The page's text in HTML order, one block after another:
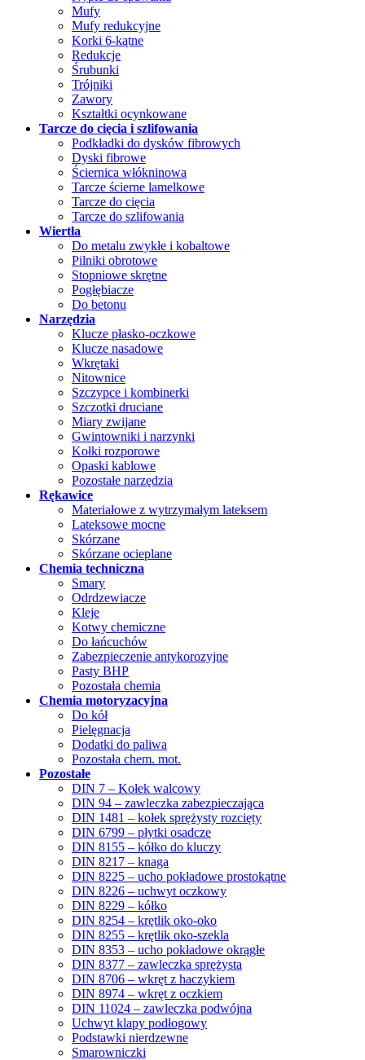
Mufy
Mufy redukcyjne
Korki 6-kątne
Redukcje
Śrubunki
Trójniki
Zawory
Kształtki ocynkowane
Tarcze do cięcia i szlifowania
Podkładki do dysków fibrowych
Dyski fibrowe
Ściernica włókninowa
Tarcze ścierne lamelkowe
Tarcze do cięcia
Tarcze do szlifowania
Wiertła
Do metalu zwykłe i kobaltowe
Pilniki obrotowe
Stopniowe skrętne
Pogłębiacze
Do betonu
Narzędzia
Klucze płasko-oczkowe
Klucze nasadowe
Wkrętaki
Nitownice
Szczypce i kombinerki
Szczotki druciane
Miary zwijane
Gwintowniki i narzynki
Kołki rozporowe
Opaski kablowe
Pozostałe narzędzia
Rękawice
Materiałowe z wytrzymałym lateksem
Lateksowe mocne
Skórzane
Skórzane ocieplane
Chemia techniczna
Smary
Odrdzewiacze
Kleje
Kotwy chemiczne
Do łańcuchów
Zabezpieczenie antykorozyjne
Pasty BHP
Pozostała chemia
Chemia motoryzacyjna
Do kół
Pielęgnacja
Dodatki do paliwa
Pozostała chem. mot.
Pozostałe
DIN 7 – Kołek walcowy
DIN 94 – zawleczka zabezpieczająca
DIN 1481 – kołek sprężysty rozcięty
DIN 6799 – płytki osadcze
DIN 8155 – kółko do kluczy
DIN 8217 – knaga
DIN 8225 – ucho pokładowe prostokątne
DIN 8226 – uchwyt oczkowy
DIN 8229 – kółko
DIN 8254 – krętlik oko-oko
DIN 8255 – krętlik oko-szekla
DIN 8353 – ucho pokładowe okrągłe
DIN 8377 – zawleczka sprężysta
DIN 8706 – wkręt z haczykiem
DIN 8974 – wkręt z oczkiem
DIN 11024 – zawleczka podwójna
Uchwyt klapy podłogowy
Podstawki nierdzewne
Smarowniczki